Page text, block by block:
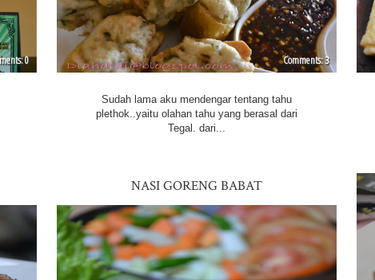
0
Sudah lama aku mendengar tentang tahu
plethok..yaitu olahan tahu yang berasal dari
Tegal. dari...
3
NASI GORENG BABAT